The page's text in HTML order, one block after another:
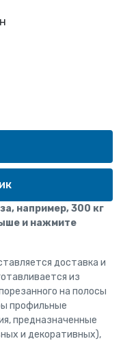
например, 300 кг
и нажмите
доставка и
из
на полосы
профильные
предназначенные
и декоративных),